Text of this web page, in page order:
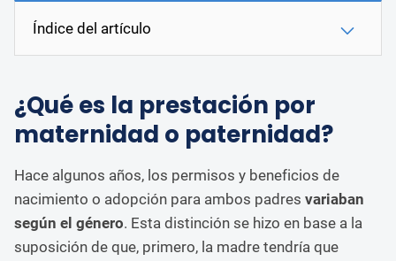
Índice del artículo
¿Qué es la prestación por
maternidad o paternidad?
Hace algunos años, los permisos y beneficios de
nacimiento o adopción para ambos padres variaban
según el género. Esta distinción se hizo en base a la
suposición de que, primero, la madre tendría que